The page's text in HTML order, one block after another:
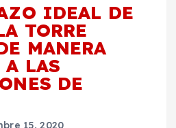
IDEAL DE
TORRE
MANERA
A LAS
DE
15, 2020